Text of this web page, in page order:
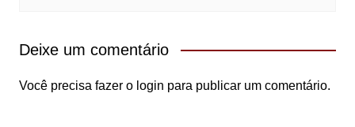
Deixe um comentário
Você precisa fazer o login para publicar um comentário.